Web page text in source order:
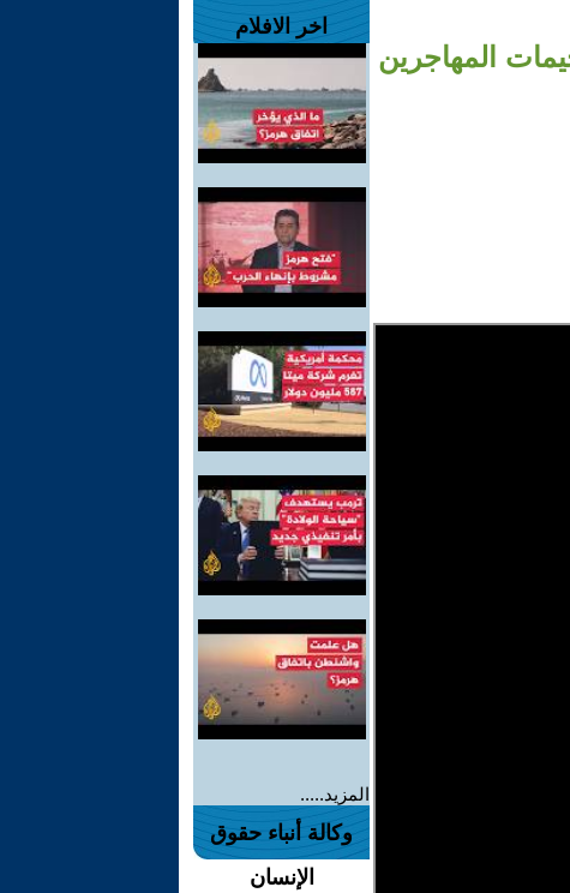
المهاجرين
اخر الافلام
المزيد.....
وكالة أنباء حقوق
الإنسان